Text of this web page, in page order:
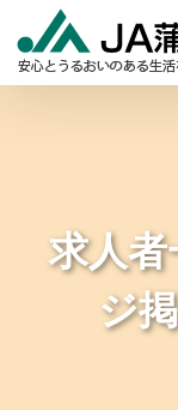
求人
ジ